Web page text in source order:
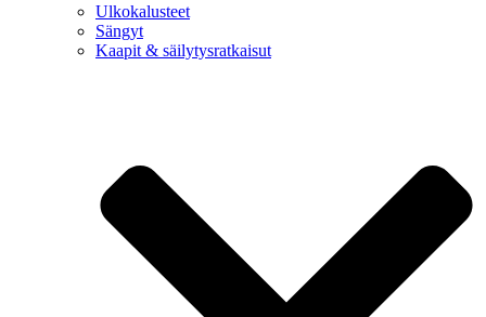
Ulkokalusteet
Sängyt
Kaapit & säilytysratkaisut